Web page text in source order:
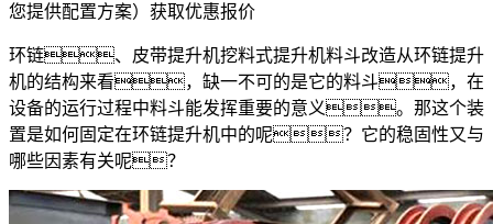
您提供配置方案） 获取优惠报价
环链、皮带提升机挖料式提升机料斗改造从环链提升
机的结构来看，缺一不可的是它的料斗，在
设备的运行过程中料斗能发挥重要的意义。那这个装
置是如何固定在环链提升机中的呢？它的稳固性又与
哪些因素有关呢？